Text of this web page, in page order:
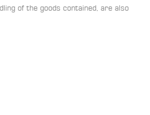
of the goods contained, are also